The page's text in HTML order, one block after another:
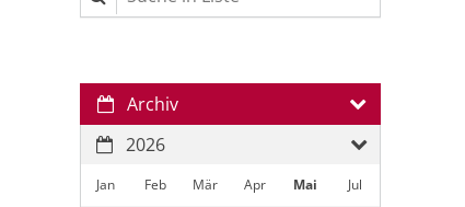
Archiv
2026
Jan Feb Mär Apr Mai Jul